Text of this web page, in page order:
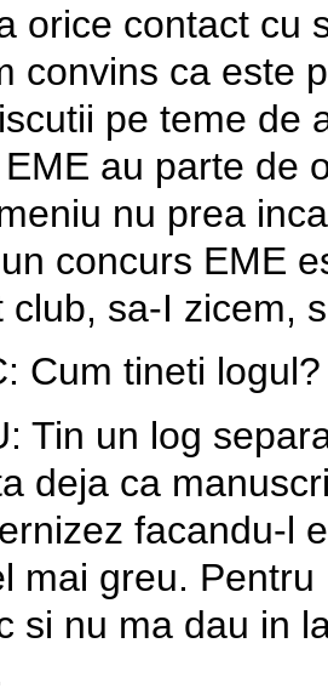
orice contact cu
convins ca este
pe teme de
au parte de
nu prea
concurs EME
club, sa-I zicem,
Cum tineti logul?
Tin un log
deja ca
facandu-l
mai greu.
si nu ma dau in